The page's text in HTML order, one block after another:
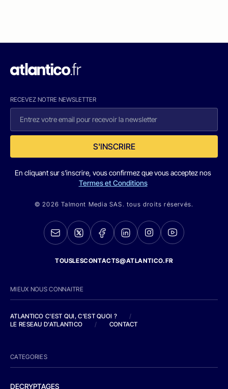
RECEVEZ NOTRE NEWSLETTER
S'INSCRIRE
En cliquant sur s'inscrire, vous confirmez que vous acceptez nos
Termes et Conditions
© 2026 Talmont Media SAS. tous droits réservés.
TOUSLESCONTACTS@ATLANTICO.FR
MIEUX NOUS CONNAITRE
ATLANTICO C'EST QUI, C'EST QUOI ?
/
LE RESEAU D'ATLANTICO
/ CONTACT
CATEGORIES
DECRYPTAGES